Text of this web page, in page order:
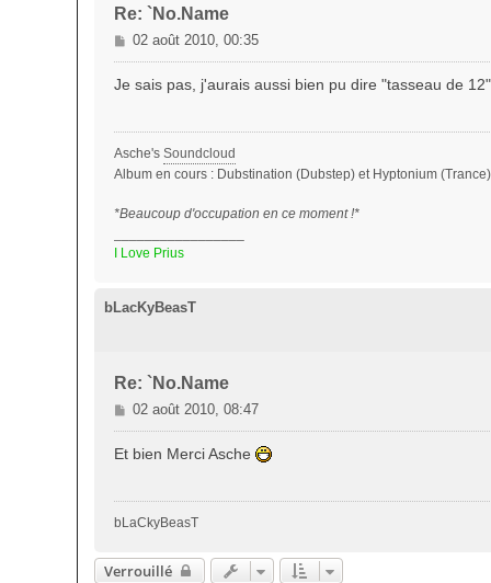
Re: `No.Name
M
e
s
g
e
02 août 2010, 00:35
Je sais pas, j'aurais aussi bien pu dire "tasseau de 12"
Asche's Soundcloud
Album en cours : Dubstination (Dubstep) et Hyptonium (Trance)
*Beaucoup d'occupation en ce moment !*
I Love Prius
bLacKyBeasT
Re: `No.Name
M
e
s
g
e
02 août 2010, 08:47
Et bien Merci Asche
bLaCkyBeasT
Verrouillé